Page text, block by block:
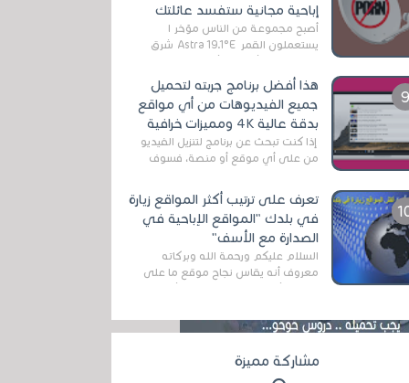
إباحية مجانية ستفسد عائلتك
أصبح مجموعة من الناس مؤخر ا
يستعملون القمر Astra 19.1°E شرق
وذلك بسبب أن هذا الأخير يتوفرعلى
قنوات مميزة جدا تنقل العديد من البرامج
اله...
هذا أفضل برنامج جربته لتحميل
جميع الفيديوهات من أي مواقع
بدقة عالية 4K ومميزات خرافية
إذا كنت تبحث عن برنامج لتنزيل الفيديو
من على أي موقع أو منصة، فسوف
الخاصة بالبرامج والتطبيقات في هذا
المج...
تعرف على ترتيب أكثر المواقع زيارة
في بلدك "المواقع الإباحية في
الصدارة مع الأسف"
السلام عليكم ورحمة الله وبركاته
معروف أنه يقاس نجاح موقع ما على
في...
مشاركة مميزة